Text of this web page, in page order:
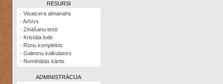
RESURSI
· Visatcera almanahs
· Arhīvs
· Zināšanu testi
· Kristāla lode
· Rūnu komplekts
· Galeonu kalkulators
· Nomētātās kārtis
ADMINISTRĀCIJA